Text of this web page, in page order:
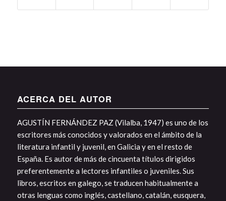
ACERCA DEL AUTOR
AGUSTÍN FERNÁNDEZ PAZ (Vilalba, 1947) es uno de los
escritores más conocidos y valorados en el ámbito de la
literatura infantil y juvenil, en Galicia y en el resto de
España. Es autor de más de cincuenta títulos dirigidos
preferentemente a lectores infantiles o juveniles. Sus
libros, escritos en galego, se traducen habitualmente a
otras lenguas como inglés, castellano, catalán, eusquera,